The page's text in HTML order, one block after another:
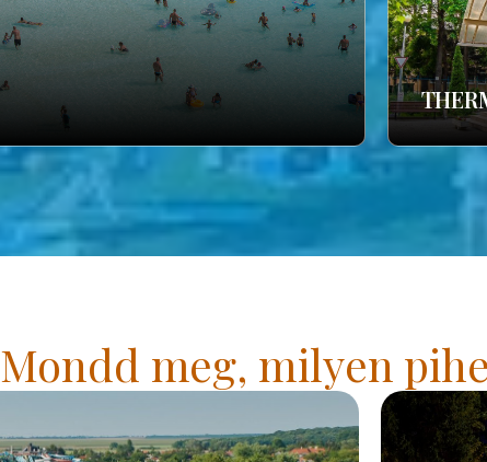
Mondd meg, milyen